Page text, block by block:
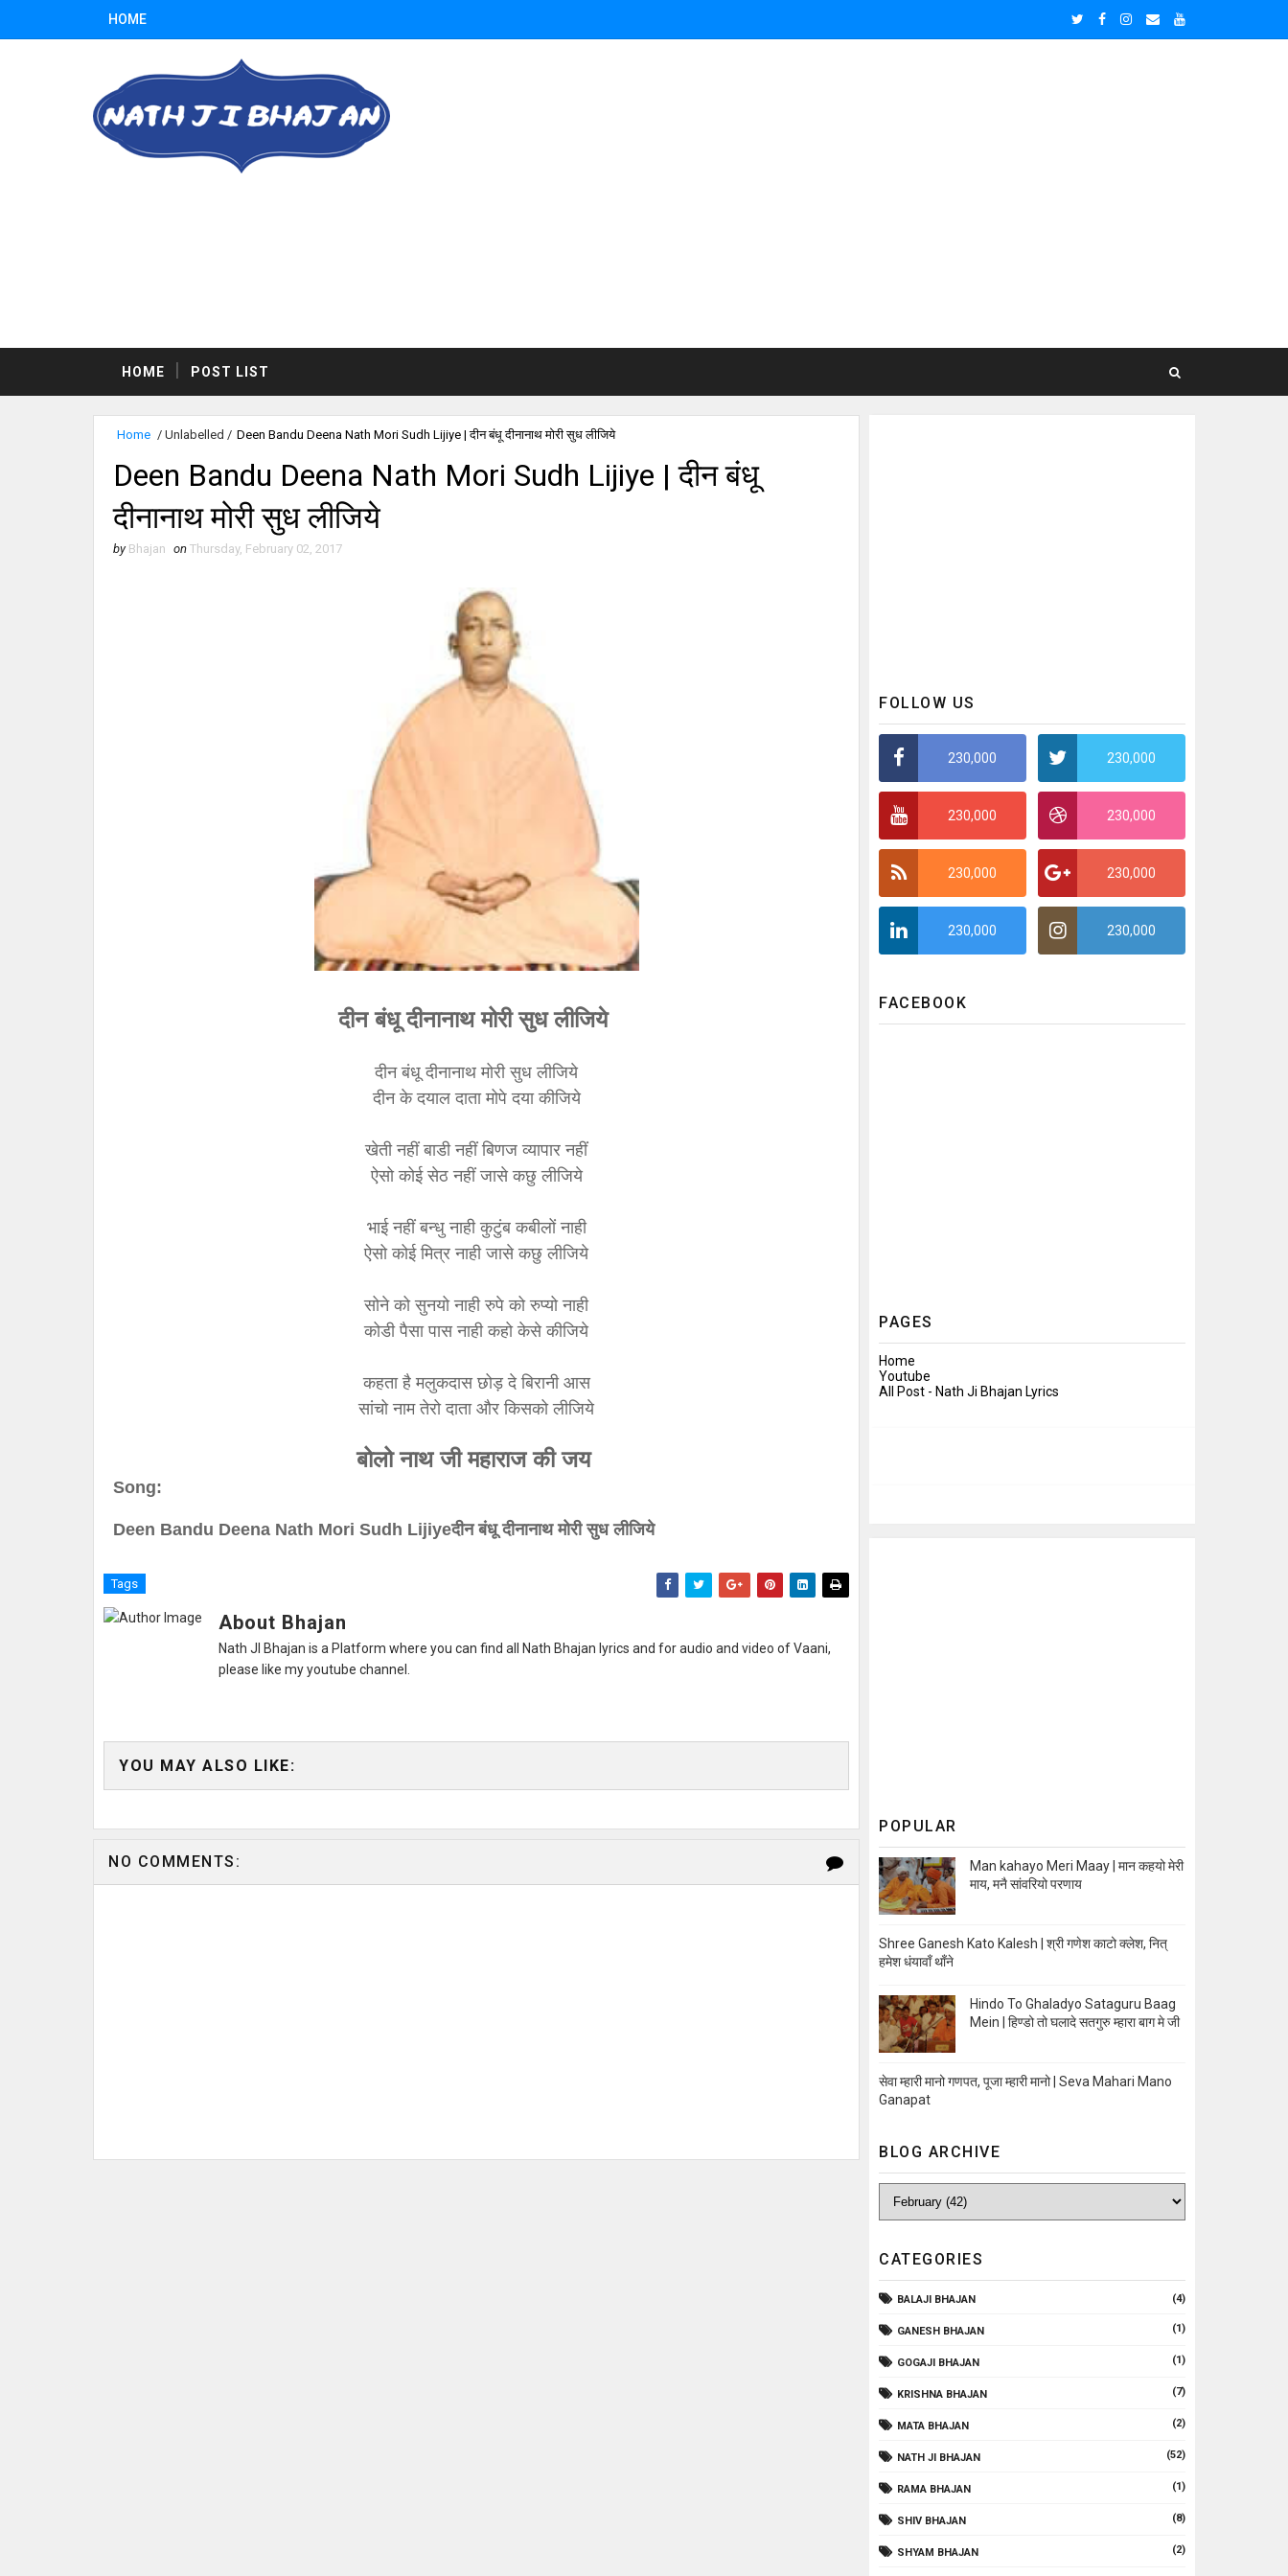
HOME
HOME POST LIST
Home / Unlabelled / Deen Bandu Deena Nath Mori Sudh Lijiye | दीन बंधू दीनानाथ मोरी सुध लीजिये
Deen Bandu Deena Nath Mori Sudh Lijiye | दीन बंधू
दीनानाथ मोरी सुध लीजिये
by Bhajan on Thursday, February 02, 2017
दीन बंधू दीनानाथ मोरी सुध लीजिये
दीन बंधू दीनानाथ मोरी सुध लीजिये
दीन के दयाल दाता मोपे दया कीजिये
खेती नहीं बाडी नहीं बिणज व्यापार नहीं
ऐसो कोई सेठ नहीं जासे कछु लीजिये
भाई नहीं बन्धु नाही कुटुंब कबीलों नाही
ऐसो कोई मित्र नाही जासे कछु लीजिये
सोने को सुनयो नाही रुपे को रुप्यो नाही
कोडी पैसा पास नाही कहो केसे कीजिये
कहता है मलुकदास छोड़ दे बिरानी आस
सांचो नाम तेरो दाता और किसको लीजिये
बोलो नाथ जी महाराज की जय
Song:
Deen Bandu Deena Nath Mori Sudh Lijiyeदीन बंधू दीनानाथ मोरी सुध लीजिये
Tags
About Bhajan
Nath JI Bhajan is a Platform where you can find all Nath Bhajan lyrics and for audio and video of Vaani,
please like my youtube channel.
YOU MAY ALSO LIKE:
NO COMMENTS:
FOLLOW US
230,000 230,000
230,000 230,000
230,000 230,000
230,000 230,000
FACEBOOK
PAGES
Home
Youtube
All Post - Nath Ji Bhajan Lyrics
POPULAR
Man kahayo Meri Maay | मान कहयो मेरी
माय, मनै सांवरियो परणाय
Shree Ganesh Kato Kalesh | श्री गणेश काटो क्लेश, नित्
हमेश धंयावाँ थाँने
Hindo To Ghaladyo Sataguru Baag
Mein | हिण्डो तो घलादे सतगुरु म्हारा बाग मे जी
सेवा म्हारी मानो गणपत, पूजा म्हारी मानो | Seva Mahari Mano
Ganapat
BLOG ARCHIVE
CATEGORIES
BALAJI BHAJAN (4)
GANESH BHAJAN (1)
GOGAJI BHAJAN (1)
KRISHNA BHAJAN (7)
MATA BHAJAN (2)
NATH JI BHAJAN (52)
RAMA BHAJAN (1)
SHIV BHAJAN (8)
SHYAM BHAJAN (2)